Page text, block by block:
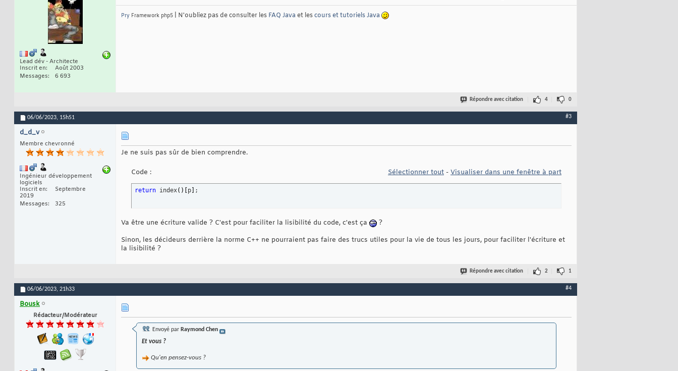
Lead dév - Architecte
Inscrit en
Août 2003
Messages
6 693
Pry Framework php5 | N'oubliez pas de consulter les FAQ Java et lescours et tutoriels Java
Répondre avec citation 4 0
06/06/2023, 15h51 #3
d_d_v
Membre chevronné
Ingénieur développement
logiciels
Inscrit en
Septembre
2019
Messages
325
Je ne suis pas sûr de bien comprendre.
Code : Sélectionner tout - Visualiser dans une fenêtre à part
return index( ) p ;
Va être une écriture valide ? C'est pour faciliter la lisibilité du code, c'est ça
?
Sinon, les décideurs derrière la norme C++ ne pourraient pas faire des trucs utiles pour la vie de tous les jours, pour faciliter l'écriture et
la lisibilité ?
Répondre avec citation 2 1
06/06/2023, 21h33 #4
Bousk
Rédacteur/Modérateur
Envoyé par Raymond Chen
Et vous ?
Qu'en pensez-vous ?